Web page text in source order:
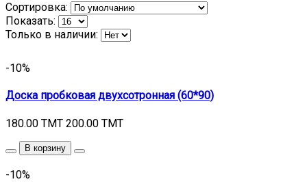
Сортировка:
Показать:
Только в наличии:
-10%
Доска пробковая двухсотронная (60*90)
180.00 TMT 200.00 TMT
В корзину
-10%